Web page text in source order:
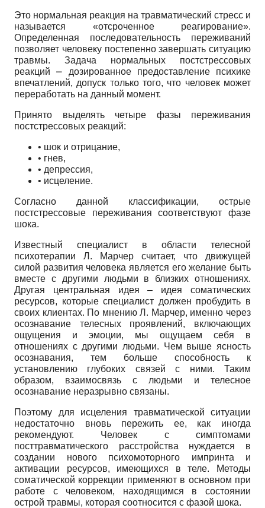
Это нормальная реакция на травматический стресс и
называется «отсроченное реагирование».
Определенная последовательность переживаний
позволяет человеку постепенно завершать ситуацию
травмы. Задача нормальных постстрессовых
реакций ⎼ дозированное предоставление психике
впечатлений, допуск только того, что человек может
переработать на данный момент.
Принято выделять четыре фазы переживания
постстрессовых реакций:
• шок и отрицание,
• гнев,
• депрессия,
• исцеление.
Согласно данной классификации, острые
постстрессовые переживания соответствуют фазе
шока.
Известный специалист в области телесной
психотерапии Л. Марчер считает, что движущей
силой развития человека является его желание быть
вместе с другими людьми в близких отношениях.
Другая центральная идея – идея соматических
ресурсов, которые специалист должен пробудить в
своих клиентах. По мнению Л. Марчер, именно через
осознавание телесных проявлений, включающих
ощущения и эмоции, мы ощущаем себя в
отношениях с другими людьми. Чем выше ясность
осознавания, тем больше способность к
установлению глубоких связей с ними. Таким
образом, взаимосвязь с людьми и телесное
осознавание неразрывно связаны.
Поэтому для исцеления травматической ситуации
недостаточно вновь пережить ее, как иногда
рекомендуют. Человек с симптомами
посттравматического расстройства нуждается в
создании нового психомоторного импринта и
активации ресурсов, имеющихся в теле. Методы
соматической коррекции применяют в основном при
работе с человеком, находящимся в состоянии
острой травмы, которая соотносится с фазой шока.